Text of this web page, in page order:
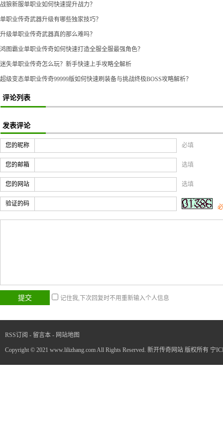
战狼新服单职业如何快速提升战力？
单职业传奇武器升级有哪些独家技巧？
升级单职业传奇武器真的那么难吗？
鸿图霸业单职业传奇如何快速打造全服全服最强角色？
迷失单职业传奇怎么玩？新手快速上手攻略全解析
超级变态单职业传奇99999版如何快速刷装备与挑战终极BOSS攻略解析？
评论列表
发表评论
您的昵称 必填
您的邮箱 选填
您的网站 选填
验证的码
记住我,下次回复时不用重新输入个人信息
RSS订阅 - 留言本 - 网站地图
Copyright © 2021 www.lilizhang.com All Rights Reserved. 新开传奇网站 版权所有 宁